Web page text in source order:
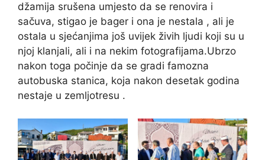
džamija srušena umjesto da se renovira i
sačuva, stigao je bager i ona je nestala , ali je
ostala u sjećanjima još uvijek živih ljudi koji su u
njoj klanjali, ali i na nekim fotografijama.Ubrzo
nakon toga počinje da se gradi famozna
autobuska stanica, koja nakon desetak godina
nestaje u zemljotresu .